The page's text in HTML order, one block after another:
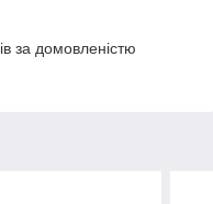
за домовленістю